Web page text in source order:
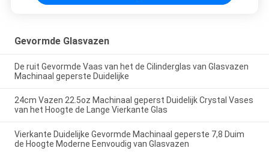
Gevormde Glasvazen
De ruit Gevormde Vaas van het de Cilinderglas van Glasvazen
Machinaal geperste Duidelijke
24cm Vazen 22.5oz Machinaal geperst Duidelijk Crystal Vases
van het Hoogte de Lange Vierkante Glas
Vierkante Duidelijke Gevormde Machinaal geperste 7,8 Duim
de Hoogte Moderne Eenvoudig van Glasvazen